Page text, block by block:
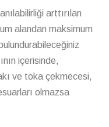
arttırılan
alandan maksimum
içerisinde,
ve toka çekmecesi,
olmazsa